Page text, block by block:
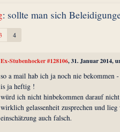
: sollte man sich
4
Ex-Stubenhocker #128106, 31. Januar 2014,
so a mail hab ich ja noch nie bekommen
is ja heftig !
würd ich nicht hinbekommen darauf
wirklich gelassenheit zusprechen und
einschätzung auch falsch.